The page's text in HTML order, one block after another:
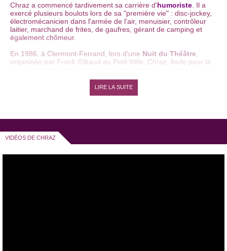
Chraz a commencé tardivement sa carrière d'humoriste . Il a
exercé plusieurs boulots lors de sa "première vie" : disc-jockey,
électromécanicien dans l'armée de l'air, menuisier, contrôleur
laitier, marchand de frites, de gaufres, gérant de camping et
également chômeur.
En 1986, à Clermont-Ferrand, lors d'une Nuit du Théâtre
organisée par Frank Gibaud au Petit Vélo, Chraz, foule pour la
Plusieurs mois plus tard, Chraz écrit son premier spectacle,
spectaclescomme "La vodka du diable", "Chraz 92", "Mi-
l'anonymat", entre autres.
LIRE LA SUITE
VIDÉOS DE CHRAZ